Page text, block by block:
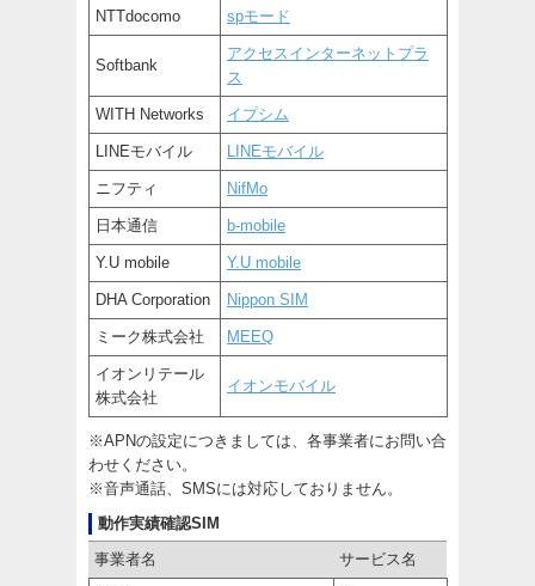
NTTdocomo spモード
Softbank
アクセスインターネットプラ
ス
WITH Networks イプシム
LINEモバイル LINEモバイル
ニフティ NifMo
日本通信 b-mobile
Y.U mobile Y.U mobile
DHA Corporation Nippon SIM
ミーク株式会社 MEEQ
イオンリテール
株式会社
イオンモバイル
※APNの設定につきましては、各事業者にお問い合
わせください。
※音声通話、SMSには対応しておりません。
動作実績確認SIM
事業者名
サービス名